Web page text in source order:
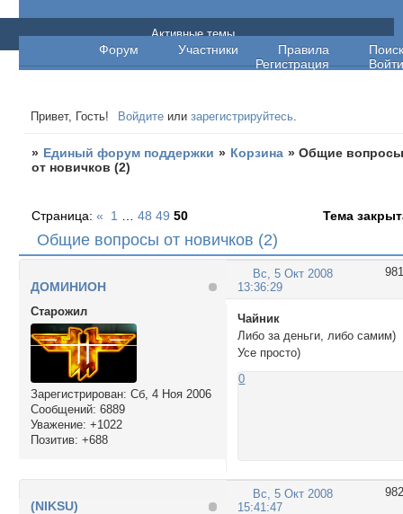
Единый форум поддержки
Форум Участники Правила
Поиск
Регистрация
Войти
Активные темы
Привет, Гость! Войдите илизарегистрируйтесь.
» Единый форум поддержки » Корзина »Общие
от новичков (2)
Общие вопросы от новичков (2)
Страница:« 1 48 49 50 Тема
981
Вс, 5 Окт 2008
13:36:29
ДОМИНИОН
Cтарожил
Зарегистрирован: Сб, 4 Ноя 2006
Сообщений: 6889
Уважение: +1022
Позитив: +688
Чайник
Либо за деньги, либо самим)
Усе просто)
0
982
Вс, 5 Окт 2008
15:41:47
(NIKSU)